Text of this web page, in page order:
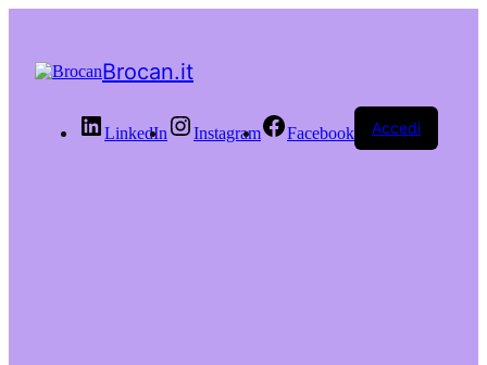
Brocan.it
LinkedIn Instagram Facebook Accedi